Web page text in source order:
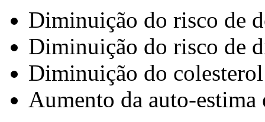
Diminuição do risco de
Diminuição do risco de
Diminuição do colesterol
Aumento da auto-